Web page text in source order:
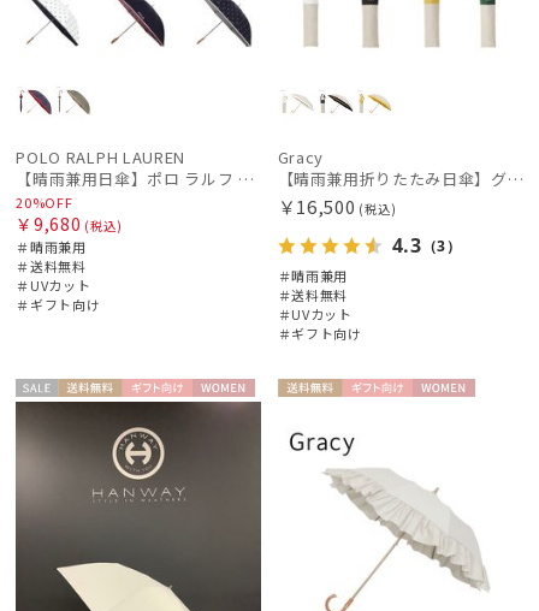
POLO RALPH LAUREN
【晴雨兼用日傘】ポロ ラルフ ローレン (POLO RALPH LAUREN) カラーベア 遮熱 UV 晴雨兼用
20%OFF
￥9,680 (税込)
＃晴雨兼用
＃送料無料
＃UVカット
＃ギフト向け
Gracy
【晴雨兼用折りたたみ日傘】グレイシー (Gracy) Natural bicolor 遮光99% 遮熱 UV99％ 簡単開閉
￥16,500 (税込)
4.3 （3）
＃晴雨兼用
＃送料無料
＃UVカット
＃ギフト向け
セー
ル
送料無 ギフト
向け
WOME
料
向け